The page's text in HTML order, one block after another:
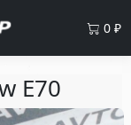
0 ₽
E70